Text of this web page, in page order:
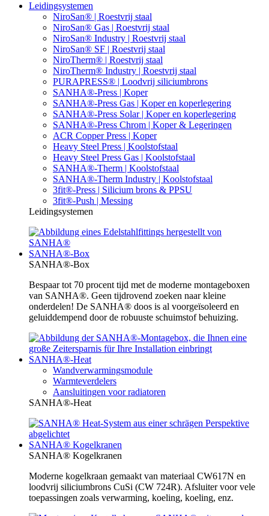
Leidingsystemen
NiroSan® | Roestvrij staal
NiroSan® Gas | Roestvrij staal
NiroSan® Industry | Roestvrij staal
NiroSan® SF | Roestvrij staal
NiroTherm® | Roestvrij staal
NiroTherm® Industry | Roestvrij staal
PURAPRESS® | Loodvrij siliciumbrons
SANHA®-Press | Koper
SANHA®-Press Gas | Koper en koperlegering
SANHA®-Press Solar | Koper en koperlegering
SANHA®-Press Chrom | Koper & Legeringen
ACR Copper Press | Koper
Heavy Steel Press | Koolstofstaal
Heavy Steel Press Gas | Koolstofstaal
SANHA®-Therm | Koolstofstaal
SANHA®-Therm Industry | Koolstofstaal
3fit®-Press | Silicium brons & PPSU
3fit®-Push | Messing
Leidingsystemen
SANHA®-Box
SANHA®-Box
Bespaar tot 70 procent tijd met de moderne montageboxen
van SANHA®. Geen tijdrovend zoeken naar kleine
onderdelen! De SANHA® doos is al voorgeïsoleerd en
geluiddempend door de robuuste schuimstof behuizing.
SANHA®-Heat
Wandverwarmingsmodule
Warmteverdelers
Aansluitingen voor radiatoren
SANHA®-Heat
SANHA® Kogelkranen
SANHA® Kogelkranen
Moderne kogelkraan gemaakt van materiaal CW617N en
loodvrij siliciumbrons CuSi (CW 724R). Afsluiter voor vele
toepassingen zoals verwarming, koeling, koeling, enz.